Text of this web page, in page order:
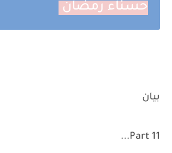
حسناء رمضان
بيان
Part 11...